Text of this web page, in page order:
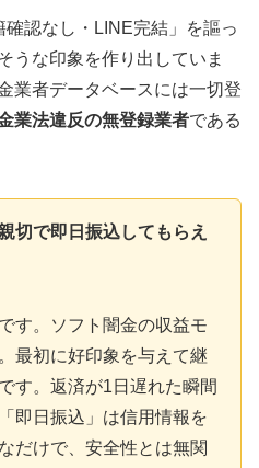
認なし・LINE完結」を謳っ
うな印象を作り出していま
業者データベースには一切登
業法違反の無登録業者である
切で即日振込してもらえ
す。ソフト闇金の収益モ
最初に好印象を与えて継
す。返済が1日遅れた瞬間
即日振込」は信用情報を
だけで、安全性とは無関